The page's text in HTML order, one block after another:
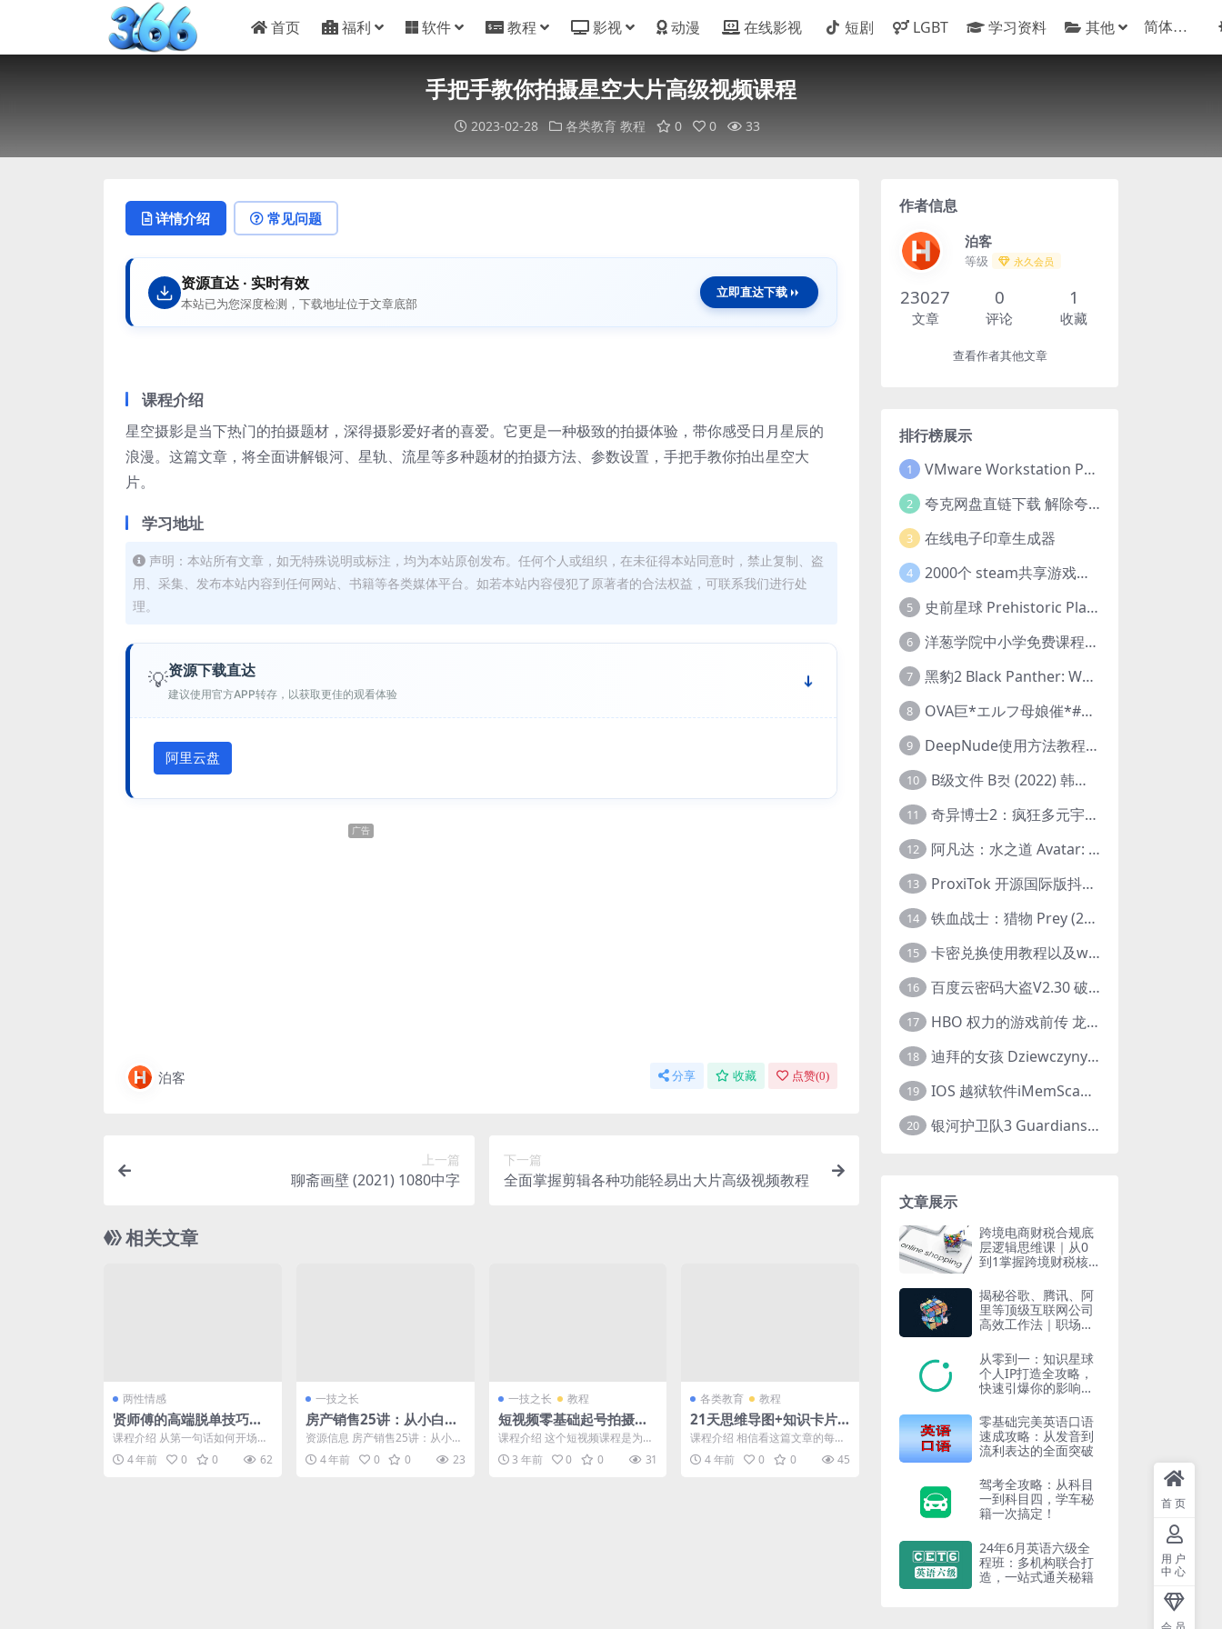
首页 福利 软件 教程 影视 动漫 在线影视 短剧 LGBT 学习资料 其他
手把手教你拍摄星空大片高级视频课程
2023-02-28 各类教育 教程 0 0 33
详情介绍 常见问题
资源直达 · 实时有效
本站已为您深度检测，下载地址位于文章底部
立即直达下载
课程介绍
星空摄影是当下热门的拍摄题材，深得摄影爱好者的喜爱。它更是一种极致的拍摄体验，带你感受日月星辰的
浪漫。这篇文章，将全面讲解银河、星轨、流星等多种题材的拍摄方法、参数设置，手把手教你拍出星空大
片。
学习地址
声明：本站所有文章，如无特殊说明或标注，均为本站原创发布。任何个人或组织，在未征得本站同意时，禁止复制、盗
用、采集、发布本站内容到任何网站、书籍等各类媒体平台。如若本站内容侵犯了原著者的合法权益，可联系我们进行处
理。
💡资源下载直达
建议使用官方APP转存，以获取更佳的观看体验
阿里云盘
广告
泊客 分享 收藏 点赞(0)
上一篇
聊斋画壁 (2021) 1080中字
下一篇
全面掌握剪辑各种功能轻易出大片高级视频教程
相关文章
两性情感
贤师傅的高端脱单技巧视
频课
课程介绍 从第一句话如何开场到
彼此欣赏喜欢出来见面过程中所
涉及的问题如何解决。如...
4 年前 0 0 62
一技之长
房产销售25讲：从小白到
销冠的修炼手册
资源信息 房产销售25讲：从小白
到销冠的修炼手册，25节音频，
适合刚做房产销售，...
4 年前 0 0 23
一技之长 教程
短视频零基础起号拍摄剪
辑速成 精选集
课程介绍 这个短视频课程是为零
基础学习者设计的，旨在快速掌
握拍摄和剪辑的基础知识...
3 年前 0 0 31
各类教育 教程
21天思维导图+知识卡片
高级视频教程
课程介绍 相信看这篇文章的每一
位朋友，都有过努力学习 21天思
维导图+知识卡片 ...
4 年前 0 0 45
作者信息
泊客
等级 永久会员
23027
文章
0
评论
1
收藏
查看作者其他文章
排行榜展示
1 VMware Workstation Pro 16 永久激活密钥(序列号)
2 夸克网盘直链下载 解除夸克网盘下载限制 油猴脚本
3 在线电子印章生成器
4 2000个 steam共享游戏账号 离线steam账号分享
5 史前星球 Prehistoric Planet (2022) 中字 1080p 高清 阿里云盘 2022.5.27已更新全集
6 洋葱学院中小学免费课程集合 云盘下载
7 黑豹2 Black Panther: Wakanda Forever (2022) 高清版
8 OVA巨*エルフ母娘催*#1エルフの国を蹂*する男。汚された女王と姫
9 DeepNude使用方法教程FAQ
10 B级文件 B컷 (2022) 韩国大尺度剧情电影 1080P 中字
11 奇异博士2：疯狂多元宇宙 Doctor Strange in the Multiverse of Madness (2022) 高清版1080p
12 阿凡达：水之道 Avatar: The Way of Water (2022) 1080p 2k 4k 中文字幕
13 ProxiTok 开源国际版抖音TikTok网页版 国内网络直连
14 铁血战士：猎物 Prey (2022) 中英字幕 1080P
15 卡密兑换使用教程以及windows使用教程
16 百度云密码大盗V2.30 破解分享链接提取码
17 HBO 权力的游戏前传 龙之家族 House of the Dragon (2022) 中字 1080P 更新4集
18 迪拜的女孩 Dziewczyny z Dubaju (2021) 1080P 中字
19 IOS 越狱软件iMemScan version1.2.6 游戏内存修改器
20 银河护卫队3 Guardians of the Galaxy Vol. 3 (2023)4K高清资源1080p只分享精品
文章展示
跨境电商财税合规底
层逻辑思维课｜从0
到1掌握跨境财税核
揭秘谷歌、腾讯、阿
里等顶级互联网公司
高效工作法｜职场人
从零到一：知识星球
个人IP打造全攻略，
快速引爆你的影响
零基础完美英语口语
速成攻略：从发音到
流利表达的全面突破
驾考全攻略：从科目
一到科目四，学车秘
籍一次搞定！
24年6月英语六级全
程班：多机构联合打
造，一站式通关秘籍
首页
用户
中心